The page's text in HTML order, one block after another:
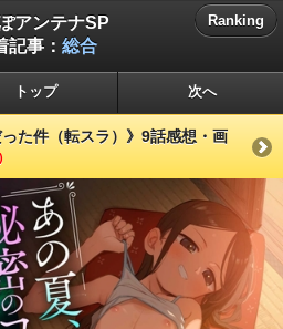
アンテナSP
記事： 総合
Ranking
トップ 次へ
った件（転スラ）》9話感想・画